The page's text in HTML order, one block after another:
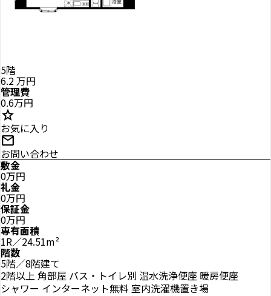
5階
6.2万円
管理費
0.6万円
star
お気に入り
mail
お問い合わせ
敷金
0万円
礼金
0万円
保証金
0万円
専有面積
1R／24.51m²
階数
5階／8階建て
2階以上 角部屋 バス・トイレ別 温水洗浄便座 暖房便座
シャワー インターネット無料 室内洗濯機置き場